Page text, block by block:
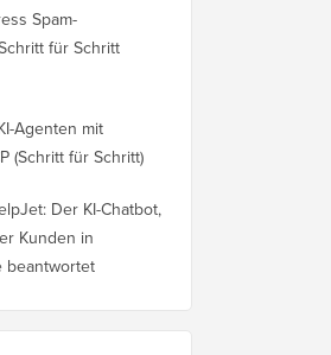
Spam-
für Schritt
Agenten mit
(Schritt für Schritt)
Der KI-Chatbot,
Kunden in
beantwortet